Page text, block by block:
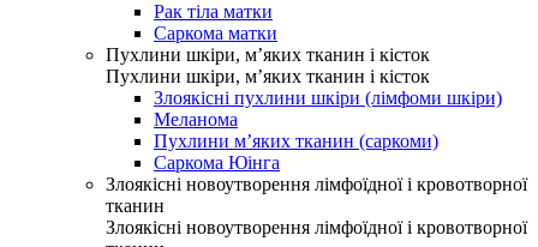
Рак тіла матки
Саркома матки
Пухлини шкіри, м’яких тканин і кісток
Пухлини шкіри, м’яких тканин і кісток
Злоякісні пухлини шкіри (лімфоми шкіри)
Меланома
Пухлини м’яких тканин (саркоми)
Саркома Юінга
Злоякісні новоутворення лімфоїдної і кровотворної
тканин
Злоякісні новоутворення лімфоїдної і кровотворної